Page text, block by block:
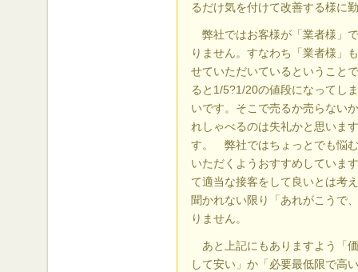
るだけ気を付けて改善する様
弊社ではお客様が「業者様」
りません。すなわち「業者様」
せていただいているということ
ると1/5?1/20の値段になってし
いです。そこで売るか売らない
れしゃべるのは失礼かと思いま
す。 弊社ではちょっとでも悩
いただくようおすすめしていま
て適当な接客をして良いとは考
聞かれない限り「あれがこうで
りません。
あと上記にもありますよう「
して安い」か「必要最低限で高